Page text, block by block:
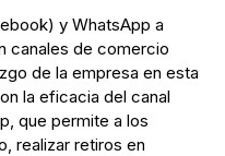
y WhatsApp a
canales de comercio
de la empresa en esta
la eficacia del canal
que permite a los
realizar retiros en